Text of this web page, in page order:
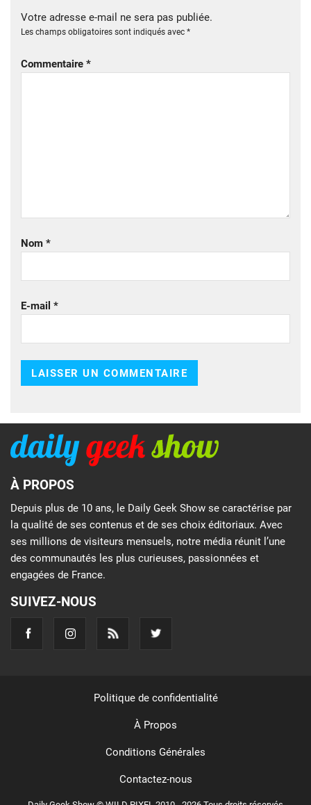
Votre adresse e-mail ne sera pas publiée.
Les champs obligatoires sont indiqués avec *
Commentaire *
Nom *
E-mail *
À PROPOS
Depuis plus de 10 ans, le Daily Geek Show se caractérise par
la qualité de ses contenus et de ses choix éditoriaux. Avec
ses millions de visiteurs mensuels, notre média réunit l’une
des communautés les plus curieuses, passionnées et
engagées de France.
SUIVEZ-NOUS
Politique de confidentialité
À Propos
Conditions Générales
Contactez-nous